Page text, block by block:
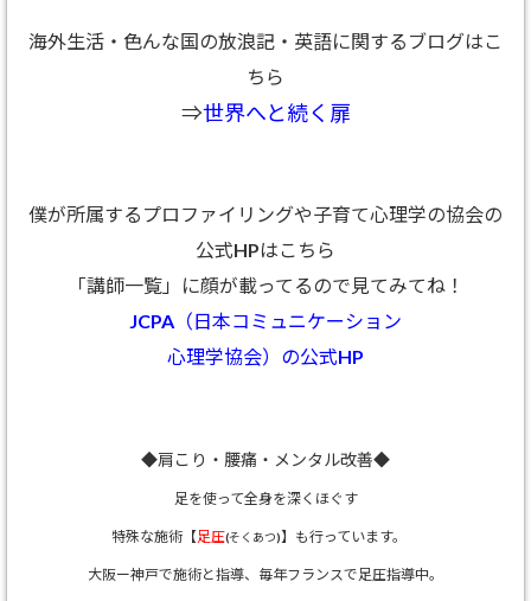
海外生活・色んな国の放浪記・英語に関するブログはこ
ちら
⇒世界へと続く扉
僕が所属するプロファイリングや子育て心理学の協会の
公式HPはこちら
「講師一覧」に顔が載ってるので見てみてね！
JCPA（日本コミュニケーション
心理学協会）の公式HP
◆肩こり・腰痛・メンタル改善◆
足を使って全身を深くほぐす
特殊な施術【足圧(そくあつ)】も行っています。
大阪ー神戸で施術と指導、 毎年フランスで足圧指導中。